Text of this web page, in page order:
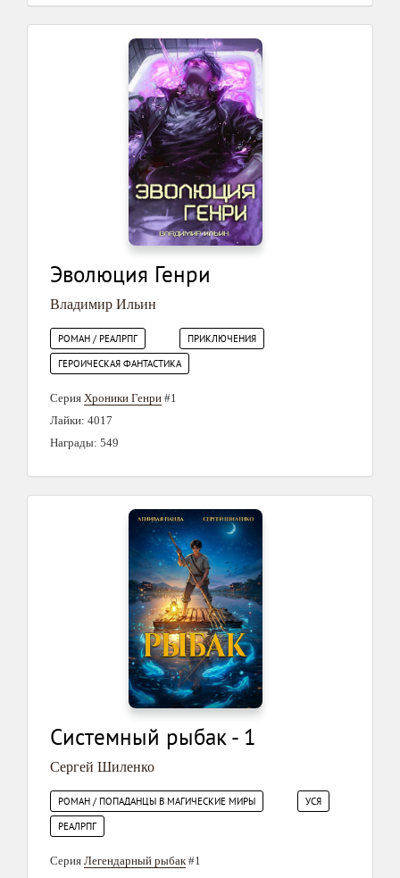
Эволюция Генри
Владимир Ильин
РОМАН / РЕАЛРПГ
ПРИКЛЮЧЕНИЯ
ГЕРОИЧЕСКАЯ ФАНТАСТИКА
Серия Хроники Генри #1
Лайки: 4017
Награды: 549
Системный рыбак - 1
Сергей Шиленко
РОМАН / ПОПАДАНЦЫ В МАГИЧЕСКИЕ МИРЫ
УСЯ
РЕАЛРПГ
Серия Легендарный рыбак#1